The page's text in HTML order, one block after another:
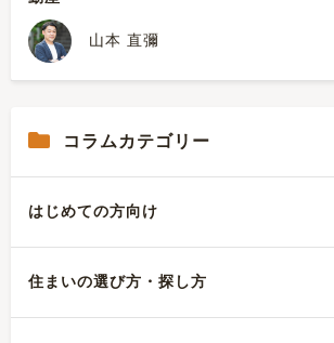
山本 直彌
コラムカテゴリー
はじめての方向け
住まいの選び方・探し方